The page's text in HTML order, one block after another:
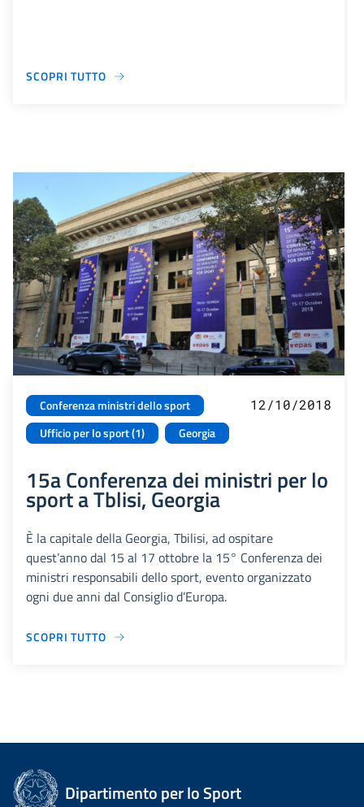
SCOPRI TUTTO
Conferenza ministri dello sport
Ufficio per lo sport (1)
Georgia
12/10/2018
15a Conferenza dei ministri per lo
sport a Tblisi, Georgia
È la capitale della Georgia, Tbilisi, ad ospitare
quest’anno dal 15 al 17 ottobre la 15° Conferenza dei
ministri responsabili dello sport, evento organizzato
ogni due anni dal Consiglio d’Europa.
SCOPRI TUTTO
Dipartimento per lo Sport